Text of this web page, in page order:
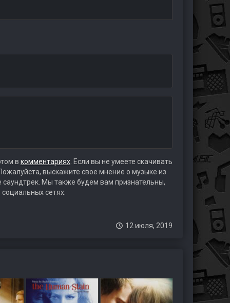
в комментариях. Если вы не умеете скачивать
выскажите свое мнение о музыке из
саундтрек. Мы также будем вам признательны,
сетях.
12 июля, 2019